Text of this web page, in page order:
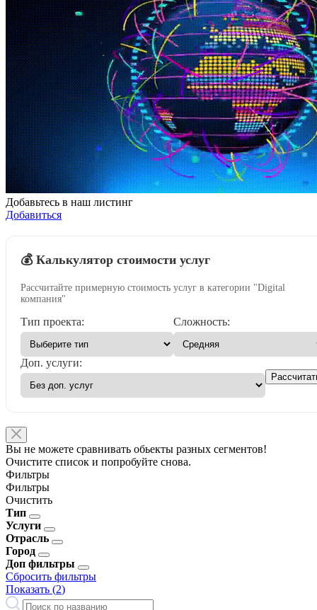
Добавьтесь в наш листинг
Добавиться
💰 Калькулятор стоимости услуг
Рассчитайте примерную стоимость услуг в категории "Digital
компания"
Тип проекта: Сложность:
Доп. услуги:
Вы не можете сравнивать обьекты разных сегментов!
Очистите список и попробуйте снова.
Фильтры
Фильтры
Очистить
Тип
Услуги
Отрасль
Город
Доп фильтры
Сбросить фильтры
Показать (2)